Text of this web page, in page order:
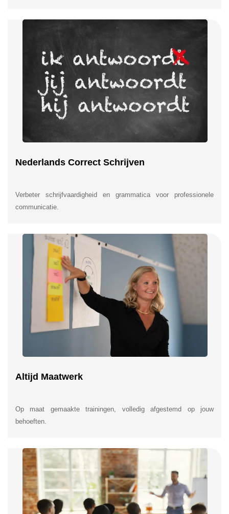
Nederlands Correct Schrijven
Verbeter schrijfvaardigheid en grammatica voor professionele
communicatie.
Altijd Maatwerk
Op maat gemaakte trainingen, volledig afgestemd op jouw
behoeften.